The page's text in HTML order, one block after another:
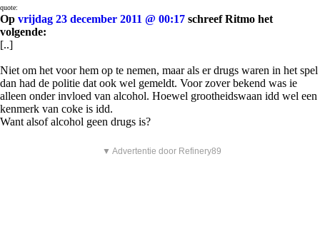
quote:
Op vrijdag 23 december 2011 @ 00:17 schreef Ritmo het
volgende:
[..]
Niet om het voor hem op te nemen, maar als er drugs waren in het spel
dan had de politie dat ook wel gemeldt. Voor zover bekend was ie
alleen onder invloed van alcohol. Hoewel grootheidswaan idd wel een
kenmerk van coke is idd.
Want alsof alcohol geen drugs is?
▼ Advertentie door Refinery89